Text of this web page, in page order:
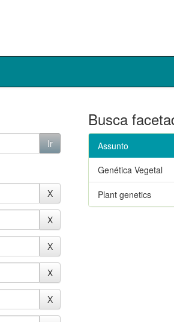
Busca
Assunto
Genética Vegetal
Plant genetics